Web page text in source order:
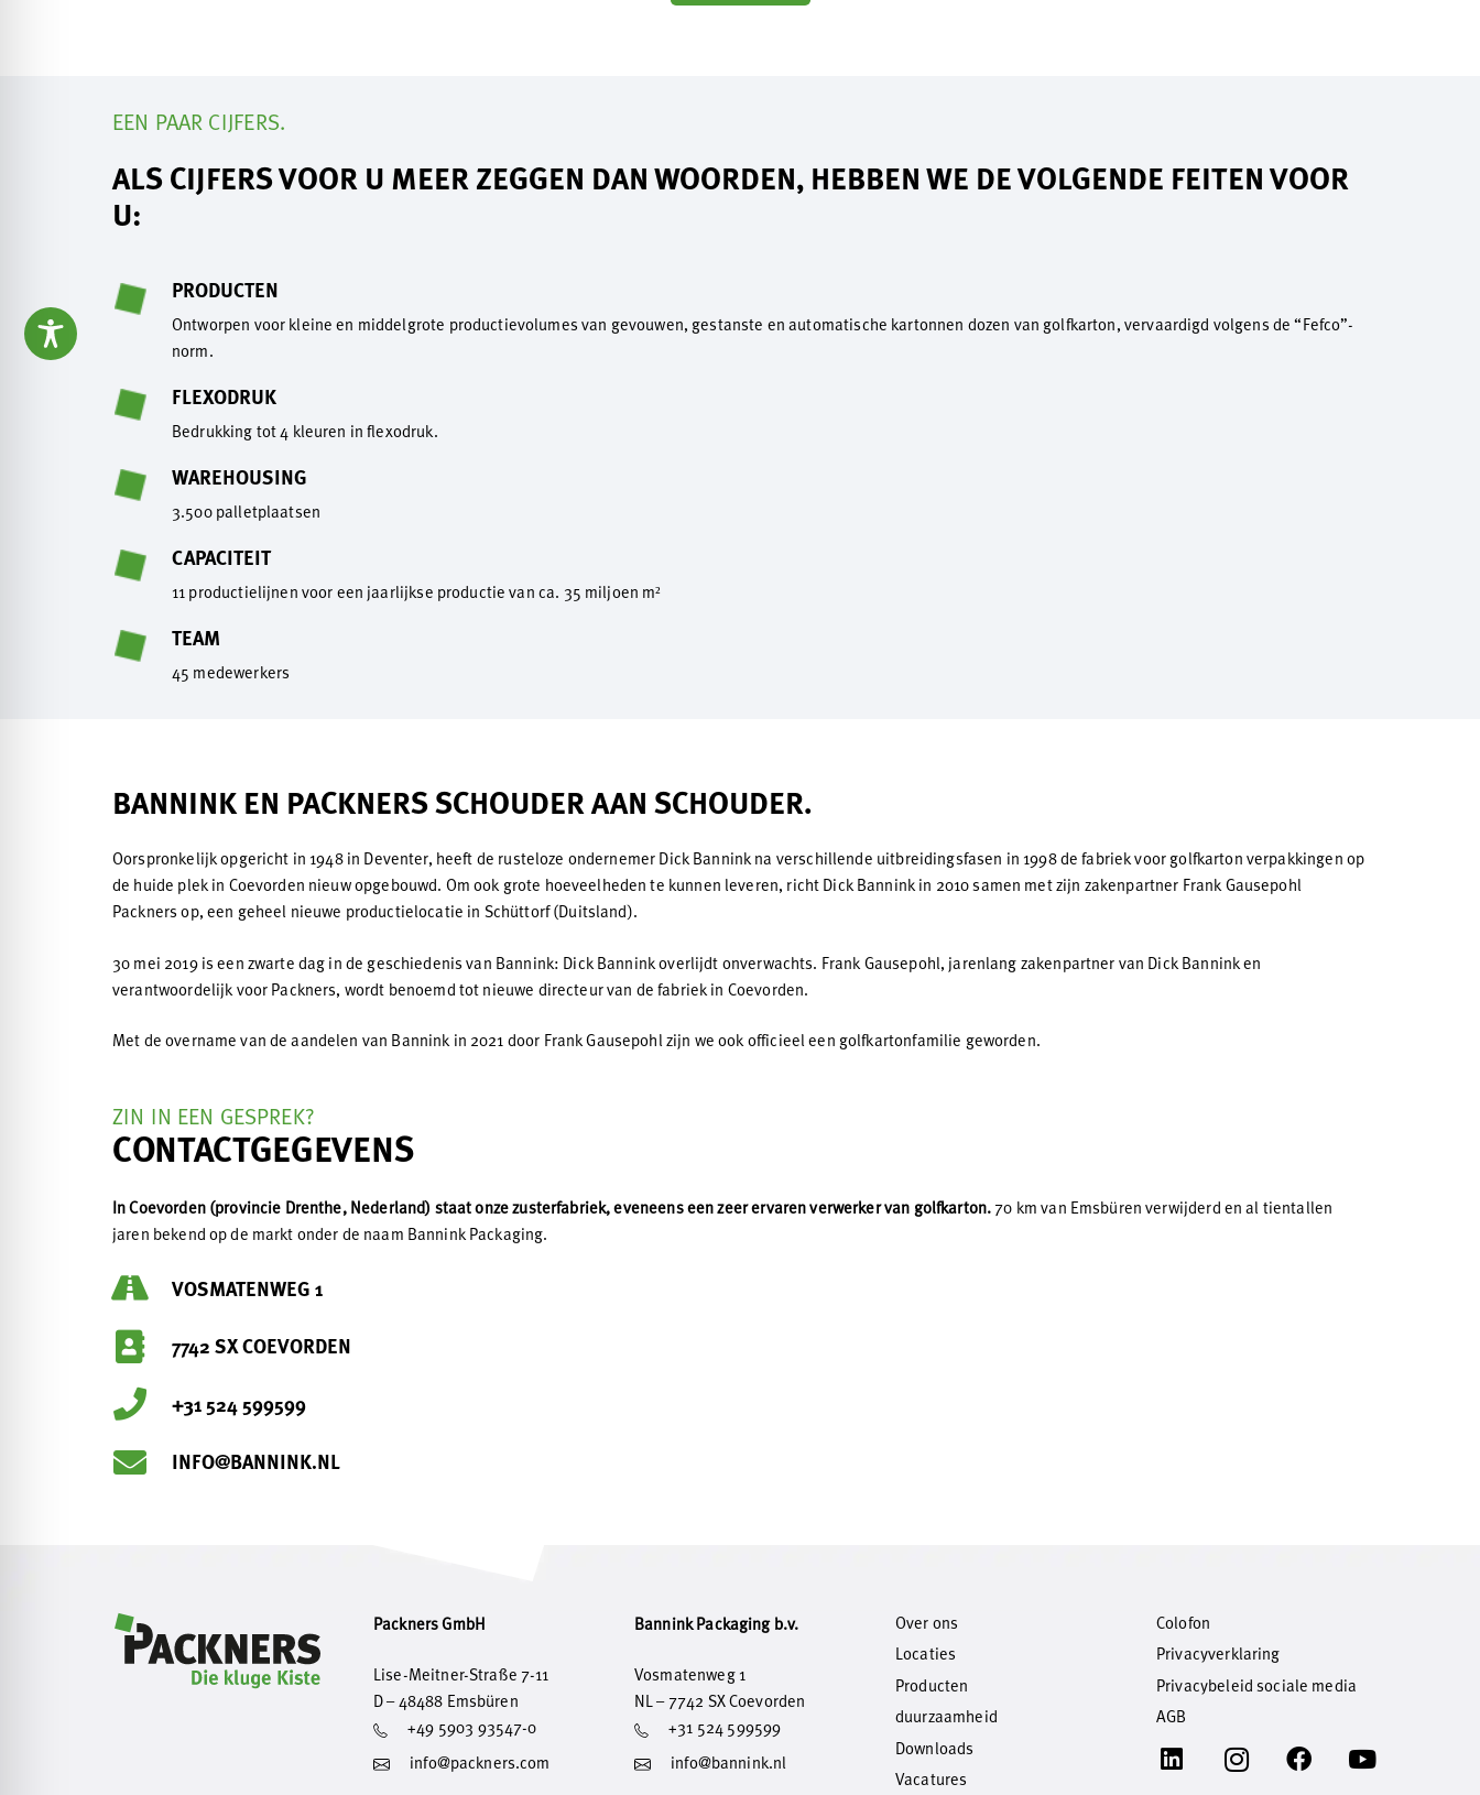
EEN PAAR CIJFERS.
ALS CIJFERS VOOR U MEER ZEGGEN DAN WOORDEN, HEBBEN WE DE VOLGENDE FEITEN VOOR
U:
PRODUCTEN
Ontworpen voor kleine en middelgrote productievolumes van gevouwen, gestanste en automatische kartonnen dozen van golfkarton, vervaardigd volgens de “Fefco”-
norm.
FLEXODRUK
Bedrukking tot 4 kleuren in flexodruk.
WAREHOUSING
3.500 palletplaatsen
CAPACITEIT
11 productielijnen voor een jaarlijkse productie van ca. 35 miljoen m²
TEAM
45 medewerkers
BANNINK EN PACKNERS SCHOUDER AAN SCHOUDER.
Oorspronkelijk opgericht in 1948 in Deventer, heeft de rusteloze ondernemer Dick Bannink na verschillende uitbreidingsfasen in 1998 de fabriek voor golfkarton verpakkingen op
de huide plek in Coevorden nieuw opgebouwd. Om ook grote hoeveelheden te kunnen leveren, richt Dick Bannink in 2010 samen met zijn zakenpartner Frank Gausepohl
Packners op, een geheel nieuwe productielocatie in Schüttorf (Duitsland).
30 mei 2019 is een zwarte dag in de geschiedenis van Bannink: Dick Bannink overlijdt onverwachts. Frank Gausepohl, jarenlang zakenpartner van Dick Bannink en
verantwoordelijk voor Packners, wordt benoemd tot nieuwe directeur van de fabriek in Coevorden.
Met de overname van de aandelen van Bannink in 2021 door Frank Gausepohl zijn we ook officieel een golfkartonfamilie geworden.
ZIN IN EEN GESPREK?
CONTACTGEGEVENS
In Coevorden (provincie Drenthe, Nederland) staat onze zusterfabriek, eveneens een zeer ervaren verwerker van golfkarton. 70 km van Emsbüren verwijderd en al tientallen
jaren bekend op de markt onder de naam Bannink Packaging.
VOSMATENWEG 1
7742 SX COEVORDEN
+31 524 599599
INFO@BANNINK.NL
Packners GmbH
Lise-Meitner-Straße 7-11
D – 48488 Emsbüren
+49 5903 93547-0
info@packners.com
Bannink Packaging b.v.
Vosmatenweg 1
NL – 7742 SX Coevorden
+31 524 599599
info@bannink.nl
Over ons
Locaties
Producten
duurzaamheid
Downloads
Vacatures
Colofon
Privacyverklaring
Privacybeleid sociale media
AGB